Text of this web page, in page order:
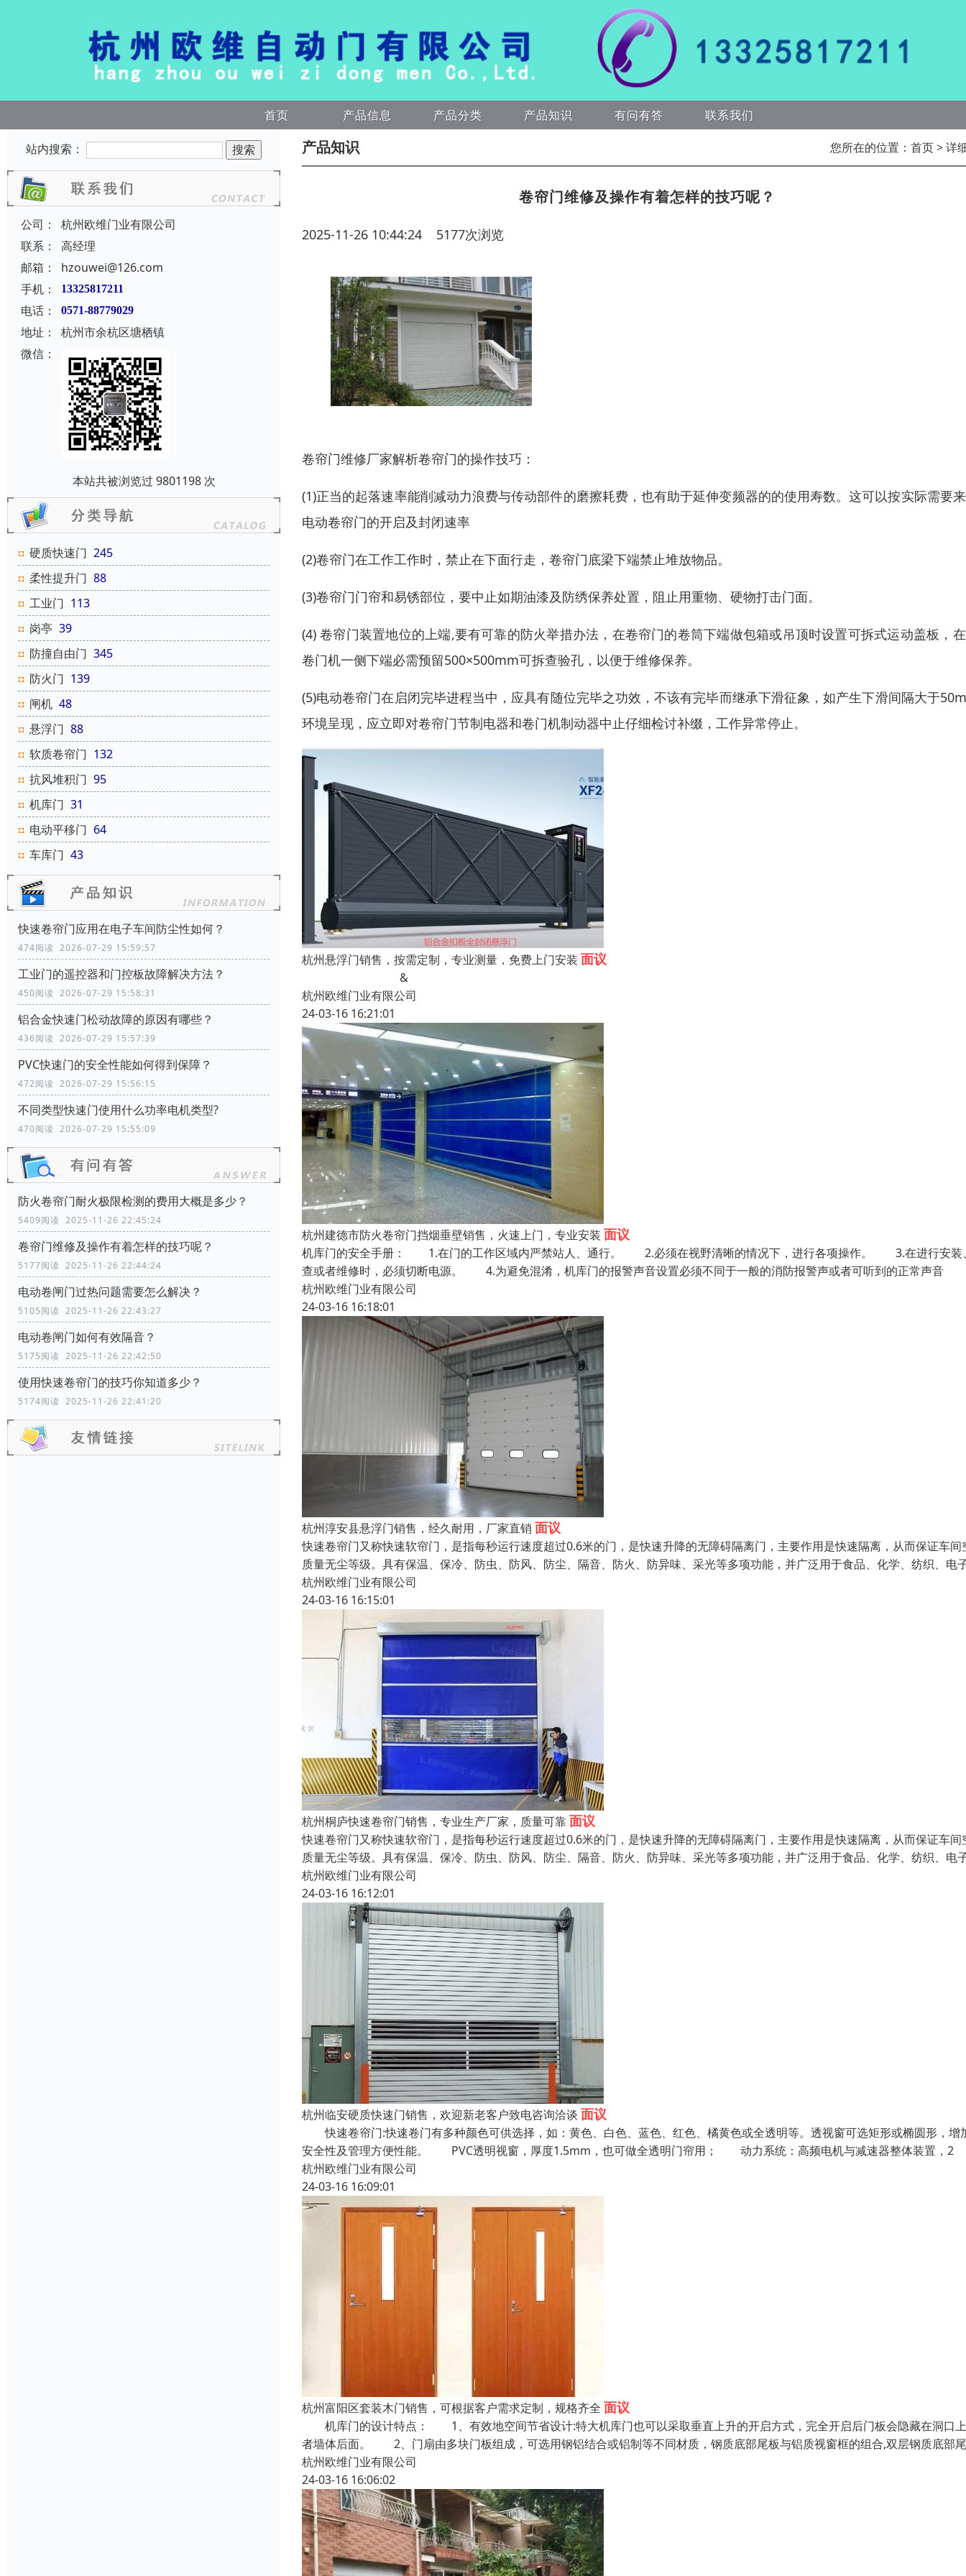
首页 产品信息 产品分类 产品知识 有问有答 联系我们
站内搜索：
公司：
杭州欧维门业有限公司
联系：
高经理
邮箱：
hzouwei@126.com
手机：
13325817211
电话： 0571-88779029
地址：
杭州市余杭区塘栖镇
微信：
本站共被浏览过 9801198 次
硬质快速门 245
柔性提升门 88
工业门 113
岗亭 39
防撞自由门 345
防火门 139
闸机 48
悬浮门 88
软质卷帘门 132
抗风堆积门 95
机库门 31
电动平移门 64
车库门 43
快速卷帘门应用在电子车间防尘性如何？
474阅读 2026-07-29 15:59:57
工业门的遥控器和门控板故障解决方法？
450阅读 2026-07-29 15:58:31
铝合金快速门松动故障的原因有哪些？
436阅读 2026-07-29 15:57:39
PVC快速门的安全性能如何得到保障？
472阅读 2026-07-29 15:56:15
不同类型快速门使用什么功率电机类型?
470阅读 2026-07-29 15:55:09
防火卷帘门耐火极限检测的费用大概是多少？
5409阅读 2025-11-26 22:45:24
卷帘门维修及操作有着怎样的技巧呢？
5177阅读 2025-11-26 22:44:24
电动卷闸门过热问题需要怎么解决？
5105阅读 2025-11-26 22:43:27
电动卷闸门如何有效隔音？
5175阅读 2025-11-26 22:42:50
使用快速卷帘门的技巧你知道多少？
5174阅读 2025-11-26 22:41:20
产品知识 您所在的位置： 首页> 详
卷帘门维修及操作有着怎样的技巧呢？
2025-11-26 10:44:24 5177次浏览
卷帘门维修厂家解析卷帘门的操作技巧：
(1)正当的起落速率能削减动力浪费与传动部件的磨擦耗费，也有助于延伸变频器的的使用寿数。这可以按实际需要
电动卷帘门的开启及封闭速率
(2)卷帘门在工作工作时，禁止在下面行走，卷帘门底梁下端禁止堆放物品。
(3)卷帘门门帘和易锈部位，要中止如期油漆及防绣保养处置，阻止用重物、硬物打击门面。
(4) 卷帘门装置地位的上端,要有可靠的防火举措办法，在卷帘门的卷筒下端做包箱或吊顶时设置可拆式运动盖板，
卷门机一侧下端必需预留500×500mm可拆查验孔，以便于维修保养。
(5)电动卷帘门在启闭完毕进程当中，应具有随位完毕之功效，不该有完毕而继承下滑征象，如产生下滑间隔大于
环境呈现，应立即对卷帘门节制电器和卷门机制动器中止仔细检讨补缀，工作异常停止。
杭州悬浮门销售，按需定制，专业测量，免费上门安装 面议
&
杭州欧维门业有限公司
24-03-16 16:21:01
杭州建德市防火卷帘门挡烟垂壁销售，火速上门，专业安装 面议
机库门的安全手册： 1.在门的工作区域内严禁站人、通行。 2.必须在视野清晰的情况下，进行各项操作。 3.在进行安装
查或者维修时，必须切断电源。 4.为避免混淆，机库门的报警声音设置必须不同于一般的消防报警声或者可听到的正常声音
杭州欧维门业有限公司
24-03-16 16:18:01
杭州淳安县悬浮门销售，经久耐用，厂家直销 面议
快速卷帘门又称快速软帘门，是指每秒运行速度超过0.6米的门，是快速升降的无障碍隔离门，主要作用是快速隔离，从而保证车间
质量无尘等级。具有保温、保冷、防虫、防风、防尘、隔音、防火、防异味、采光等多项功能，并广泛用于食品、化学、纺织、电
杭州欧维门业有限公司
24-03-16 16:15:01
杭州桐庐快速卷帘门销售，专业生产厂家，质量可靠面议
快速卷帘门又称快速软帘门，是指每秒运行速度超过0.6米的门，是快速升降的无障碍隔离门，主要作用是快速隔离，从而保证车间
质量无尘等级。具有保温、保冷、防虫、防风、防尘、隔音、防火、防异味、采光等多项功能，并广泛用于食品、化学、纺织、电
杭州欧维门业有限公司
24-03-16 16:12:01
杭州临安硬质快速门销售，欢迎新老客户致电咨询洽谈 面议
快速卷帘门:快速卷门有多种颜色可供选择，如：黄色、白色、蓝色、红色、橘黄色或全透明等。透视窗可选矩形或椭圆形，增
安全性及管理方便性能。 PVC透明视窗，厚度1.5mm，也可做全透明门帘用； 动力系统：高频电机与减速器整体装置，2
杭州欧维门业有限公司
24-03-16 16:09:01
杭州富阳区套装木门销售，可根据客户需求定制，规格齐全 面议
机库门的设计特点： 1、有效地空间节省设计:特大机库门也可以采取垂直上升的开启方式，完全开启后门板会隐藏在洞口
者墙体后面。 2、门扇由多块门板组成，可选用钢铝结合或铝制等不同材质，钢质底部尾板与铝质视窗框的组合,双层钢质底部尾
杭州欧维门业有限公司
24-03-16 16:06:02